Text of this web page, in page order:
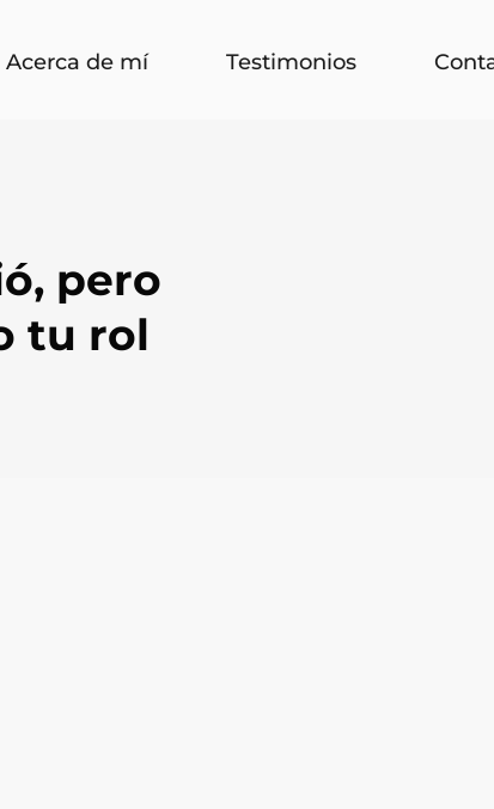
Acerca de mí Testimonios
pero
tu rol